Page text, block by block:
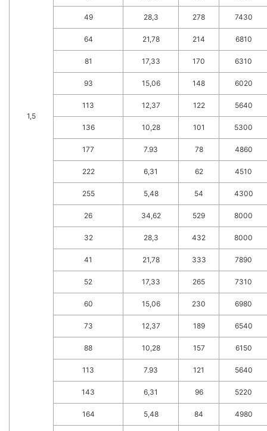
1,5
49 28,3 278 7430
64 21,78 214 6810
81 17,33 170 6310
93 15,06 148 6020
113 12,37 122 5640
136 10,28 101 5300
177 7.93 78 4860
222 6,31 62 4510
255 5,48 54 4300
26 34,62 529 8000
32 28,3 432 8000
41 21,78 333 7890
52 17,33 265 7310
60 15,06 230 6980
73 12,37 189 6540
88 10,28 157 6150
113 7.93 121 5640
143 6,31 96 5220
164 5,48 84 4980